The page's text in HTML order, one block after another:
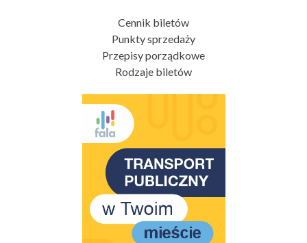
Cennik biletów
Punkty sprzedaży
Przepisy porządkowe
Rodzaje biletów